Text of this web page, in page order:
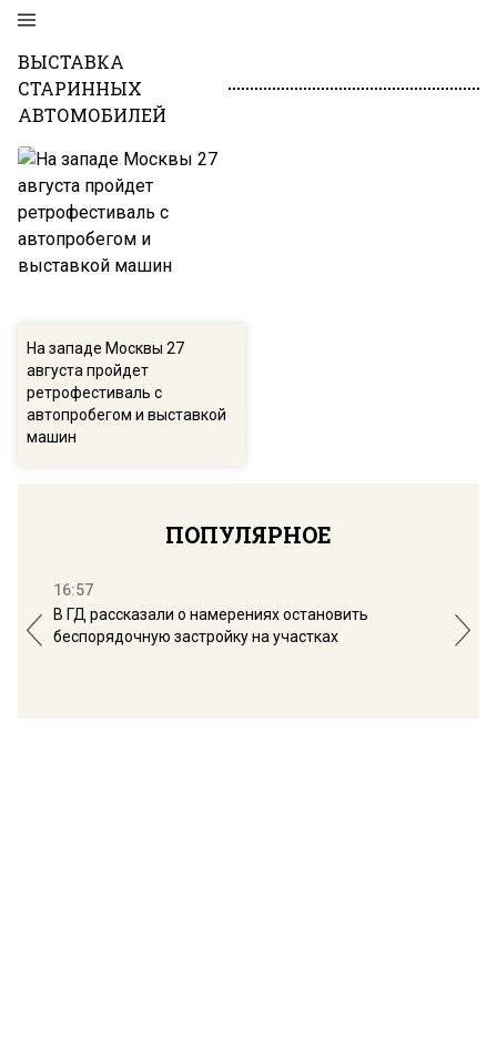
ВЫСТАВКА
СТАРИННЫХ
АВТОМОБИЛЕЙ
На западе Москвы 27
августа пройдет
ретрофестиваль с
автопробегом и выставкой
машин
ПОПУЛЯРНОЕ
16:57
В ГД рассказали о намерениях остановить
беспорядочную застройку на участках